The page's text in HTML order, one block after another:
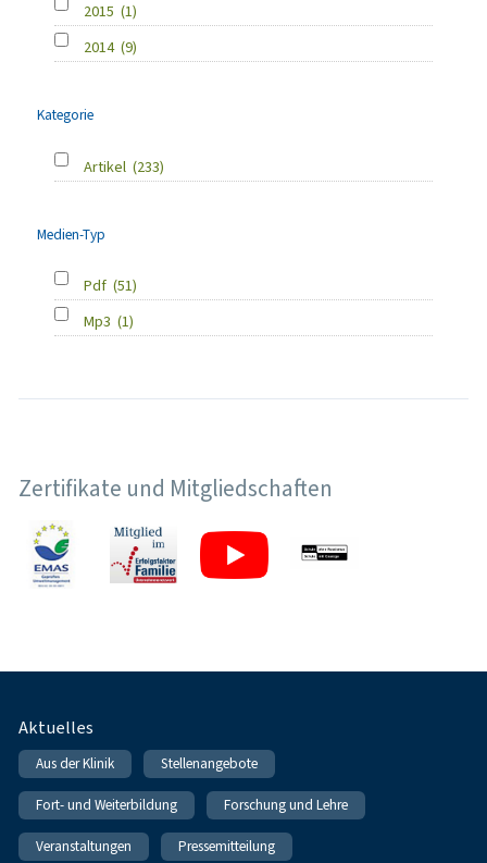
2015 (1)
2014 (9)
Kategorie
Artikel (233)
Medien-Typ
Pdf (51)
Mp3 (1)
Zertifikate und Mitgliedschaften
Fußnavigation
Aktuelles
Aus der Klinik Stellenangebote
Fort- und Weiterbildung Forschung und Lehre
Veranstaltungen Pressemitteilung